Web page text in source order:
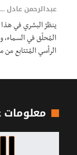
عبدالرحمن عادل
ينظرُ البشري في هذا
المُحلّق في السماء،
الرأسي المُتتابع
معلومات